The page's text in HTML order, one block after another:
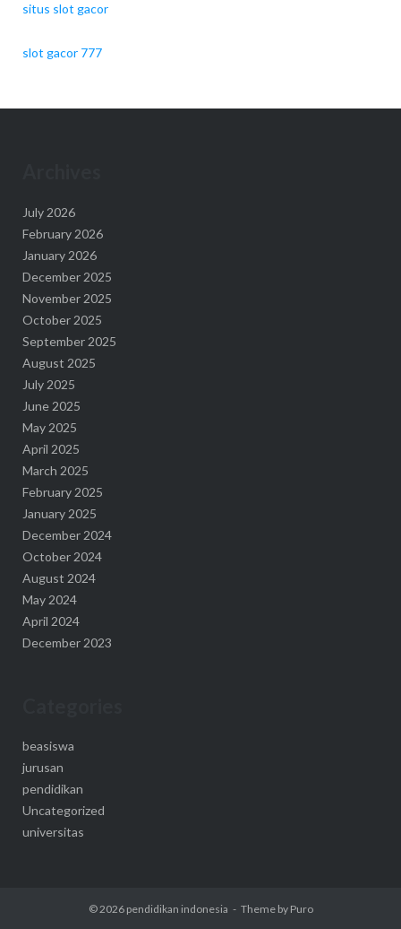
situs slot gacor
slot gacor 777
July 2026
February 2026
January 2026
December 2025
November 2025
October 2025
September 2025
August 2025
July 2025
June 2025
May 2025
April 2025
March 2025
February 2025
January 2025
December 2024
October 2024
August 2024
May 2024
April 2024
December 2023
beasiswa
jurusan
pendidikan
Uncategorized
universitas
© 2026 pendidikan indonesia Theme by Puro